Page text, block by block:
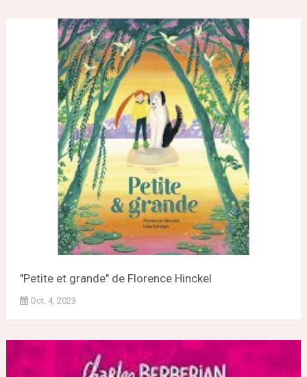
"Petite et grande" de Florence Hinckel
Oct. 4, 2023